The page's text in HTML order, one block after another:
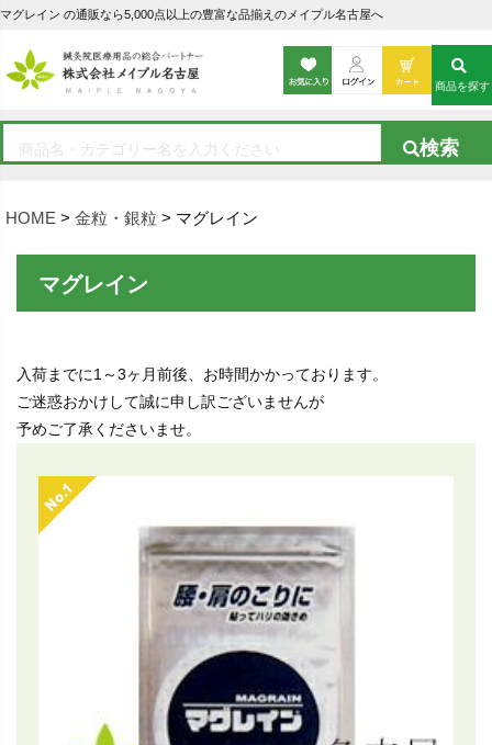
マグレイン の通販なら5,000点以上の豊富な品揃えのメイプル名古屋へ
HOME 金粒・銀粒 マグレイン
商品を探す
マグレイン
入荷までに1～3ヶ月前後、お時間かかっております。
ご迷惑おかけして誠に申し訳ございませんが
予めご了承くださいませ。